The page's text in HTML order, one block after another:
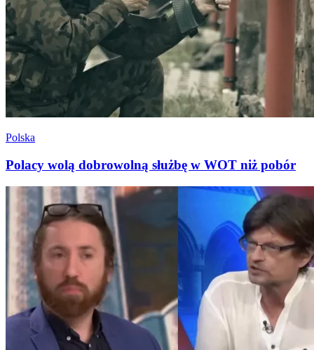
Polska
Polacy wolą dobrowolną służbę w WOT niż pobór